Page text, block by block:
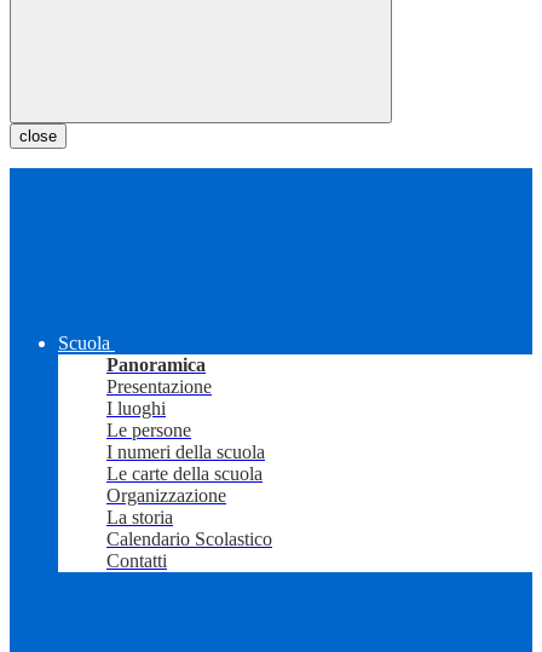
close
Scuola
Panoramica
Presentazione
I luoghi
Le persone
I numeri della scuola
Le carte della scuola
Organizzazione
La storia
Calendario Scolastico
Contatti